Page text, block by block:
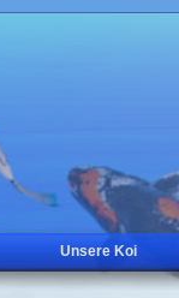
Unsere Koi